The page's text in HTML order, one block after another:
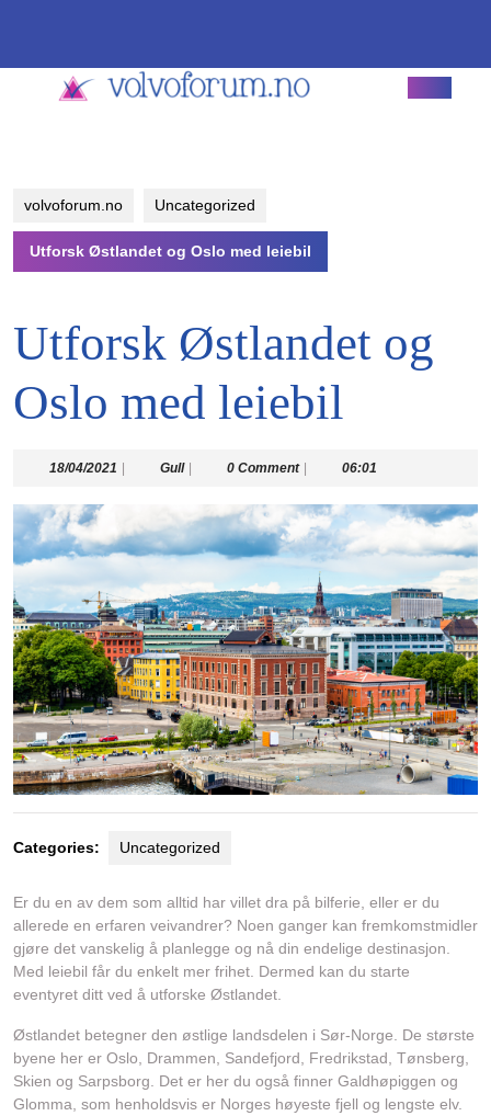
volvoforum.no Uncategorized
Utforsk Østlandet og Oslo med leiebil
Utforsk Østlandet og
Oslo med leiebil
18/04/2021 18/04/2021
GullGull 0 Comment 06:01
Categories: Uncategorized
Er du en av dem som alltid har villet dra på bilferie, eller er du
allerede en erfaren veivandrer? Noen ganger kan fremkomstmidler
gjøre det vanskelig å planlegge og nå din endelige destinasjon.
Med leiebil får du enkelt mer frihet. Dermed kan du starte
eventyret ditt ved å utforske Østlandet.
Østlandet betegner den østlige landsdelen i Sør-Norge. De største
byene her er Oslo, Drammen, Sandefjord, Fredrikstad, Tønsberg,
Skien og Sarpsborg. Det er her du også finner Galdhøpiggen og
Glomma, som henholdsvis er Norges høyeste fjell og lengste elv.